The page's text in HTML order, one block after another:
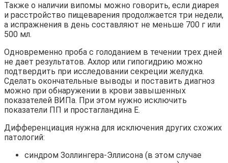
Также о наличии випомы можно говорить, если диарея
и расстройство пищеварения продолжается три недели,
а испражнения в день составляют не меньше 700 г или
500 мл.
Одновременно проба с голоданием в течении трех дней
не дает результатов. Ахлор или гипогидрию можно
подтвердить при исследовании секреции желудка.
Сделать окончательные выводы и поставить диагноз
можно при обнаружении в крови завышенных
показателей ВИПа. При этом нужно исключить
показатели ПП и простагландина Е.
Дифференциация нужна для исключения других схожих
патологий:
синдром Золлингера-Эллисона (в этом случае